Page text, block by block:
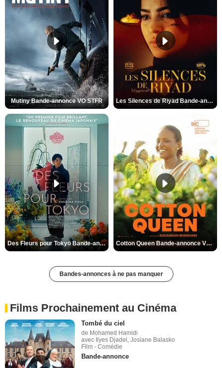
Mutiny Bande-annonce VO STFR Les Silences de Riyad Bande-annonce VO STFR
Des Fleurs pour Tokyo Bande-annonce VO STFR Cotton Queen Bande-annonce VO STFR
Bandes-annonces à ne pas manquer
Films Prochainement au Cinéma
Tombé du ciel
de Mohamed Hamidi
avec Ilyes Djadel, Josiane Balasko
Film - Comédie
Bande-annonce